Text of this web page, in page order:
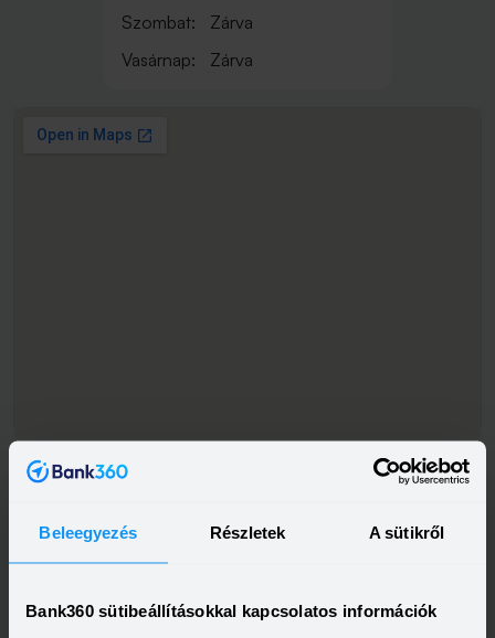
Beleegyezés Részletek A sütikről
Bank360 sütibeállításokkal kapcsolatos információk
Szombat:
Zárva
Vasárnap:
Zárva